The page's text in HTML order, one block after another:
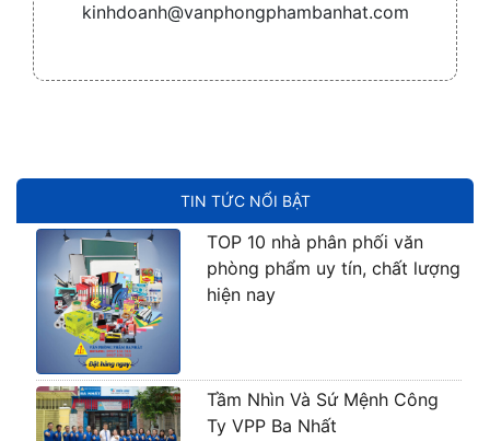
TIN TỨC NỔI BẬT
TOP 10 nhà phân phối văn
phòng phẩm uy tín, chất lượng
hiện nay
Tầm Nhìn Và Sứ Mệnh Công
Ty VPP Ba Nhất
kinhdoanh@vanphongphambanhat.com